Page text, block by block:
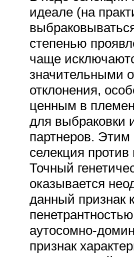
идеале (на
степенью
чаще
значительными
отклонения,
ценным в
для выбраковки
партнеров.
селекция
Точный
оказывается
данный признак
аутосомно-
признак